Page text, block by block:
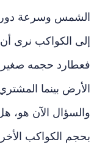
الشمس وسرعة
إلى الكواكب نرى أن
فعطارد حجمه
والسؤال الآن هو،
بحجم الكواكب